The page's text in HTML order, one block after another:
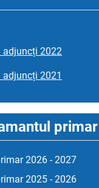
adjuncți 2022
adjuncți 2021
primar
2026 - 2027
2025 - 2026